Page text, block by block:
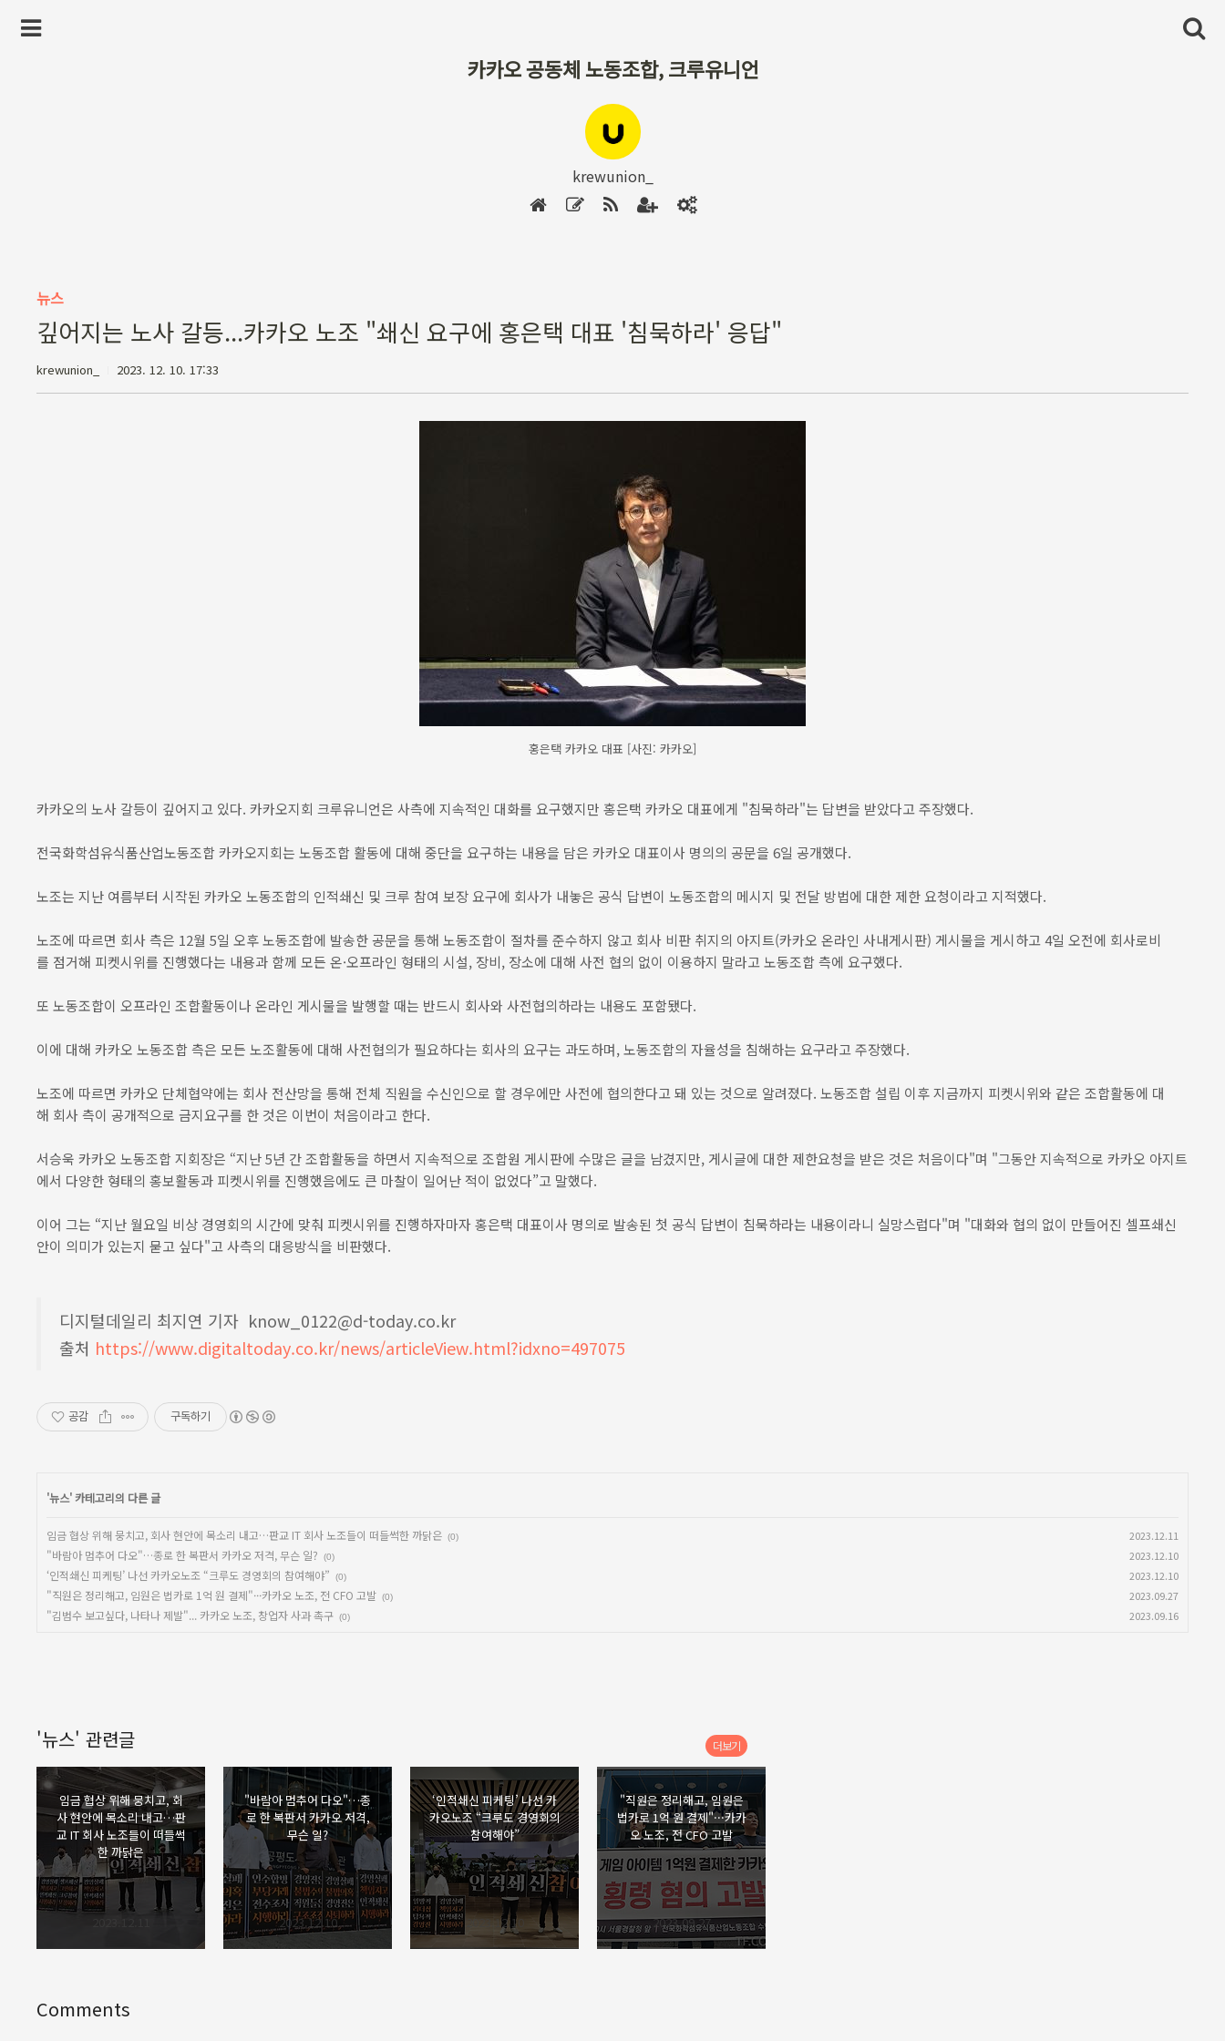
카카오 공동체 노동조합, 크루유니언
krewunion_
뉴스
깊어지는 노사 갈등...카카오 노조 "쇄신 요구에 홍은택 대표 '침묵하라' 응답"
krewunion_ 2023. 12. 10. 17:33
홍은택 카카오 대표 [사진: 카카오]
카카오의 노사 갈등이 깊어지고 있다. 카카오지회 크루유니언은 사측에 지속적인 대화를 요구했지만 홍은택 카카오 대표에게 "침묵하라"는 답변을 받았다고 주장했다.
전국화학섬유식품산업노동조합 카카오지회는 노동조합 활동에 대해 중단을 요구하는 내용을 담은 카카오 대표이사 명의의 공문을 6일 공개했다.
노조는 지난 여름부터 시작된 카카오 노동조합의 인적쇄신 및 크루 참여 보장 요구에 회사가 내놓은 공식 답변이 노동조합의 메시지 및 전달 방법에 대한 제한 요청이라고 지적했다.
노조에 따르면 회사 측은 12월 5일 오후 노동조합에 발송한 공문을 통해 노동조합이 절차를 준수하지 않고 회사 비판 취지의 아지트(카카오 온라인 사내게시판) 게시물을 게시하고 4일 오전에 회사로비
를 점거해 피켓시위를 진행했다는 내용과 함께 모든 온·오프라인 형태의 시설, 장비, 장소에 대해 사전 협의 없이 이용하지 말라고 노동조합 측에 요구했다.
또 노동조합이 오프라인 조합활동이나 온라인 게시물을 발행할 때는 반드시 회사와 사전협의하라는 내용도 포함됐다.
이에 대해 카카오 노동조합 측은 모든 노조활동에 대해 사전협의가 필요하다는 회사의 요구는 과도하며, 노동조합의 자율성을 침해하는 요구라고 주장했다.
노조에 따르면 카카오 단체협약에는 회사 전산망을 통해 전체 직원을 수신인으로 할 경우에만 사전에 협의한다고 돼 있는 것으로 알려졌다. 노동조합 설립 이후 지금까지 피켓시위와 같은 조합활동에 대
해 회사 측이 공개적으로 금지요구를 한 것은 이번이 처음이라고 한다.
서승욱 카카오 노동조합 지회장은 “지난 5년 간 조합활동을 하면서 지속적으로 조합원 게시판에 수많은 글을 남겼지만, 게시글에 대한 제한요청을 받은 것은 처음이다"며 "그동안 지속적으로 카카오 아지트
에서 다양한 형태의 홍보활동과 피켓시위를 진행했음에도 큰 마찰이 일어난 적이 없었다”고 말했다.
이어 그는 “지난 월요일 비상 경영회의 시간에 맞춰 피켓시위를 진행하자마자 홍은택 대표이사 명의로 발송된 첫 공식 답변이 침묵하라는 내용이라니 실망스럽다"며 "대화와 협의 없이 만들어진 셀프쇄신
안이 의미가 있는지 묻고 싶다"고 사측의 대응방식을 비판했다.
디지털데일리 최지연 기자 know_0122@d-today.co.kr
출처 https://www.digitaltoday.co.kr/news/articleView.html?idxno=497075
공감 구독하기
'뉴스' 카테고리의 다른 글
임금 협상 위해 뭉치고, 회사 현안에 목소리 내고…판교 IT 회사 노조들이 떠들썩한 까닭은 (0) 2023.12.11
"바람아 멈추어 다오"…종로 한 복판서 카카오 저격, 무슨 일? (0) 2023.12.10
‘인적쇄신 피케팅’ 나선 카카오노조 “크루도 경영회의 참여해야” (0) 2023.12.10
"직원은 정리해고, 임원은 법카로 1억 원 결제"···카카오 노조, 전 CFO 고발 (0) 2023.09.27
"김범수 보고싶다, 나타나 제발"... 카카오 노조, 창업자 사과 촉구 (0) 2023.09.16
'뉴스' 관련글
임금 협상 위해 뭉치고, 회
사 현안에 목소리 내고…판
교 IT 회사 노조들이 떠들썩
한 까닭은
"바람아 멈추어 다오"…종
로 한 복판서 카카오 저격,
무슨 일?
2023.12.10
‘인적쇄신 피케팅’ 나선 카
카오노조 “크루도 경영회의
참여해야”
2023.12.10
"직원은 정리해고, 임원은
법카로 1억 원 결제"···카카
오 노조, 전 CFO 고발
2023.09.27
더보기
Comments